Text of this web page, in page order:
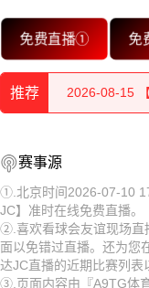
免费直播① 免
推荐
2026-08-15
2026-08-15
2026-08-15
2026-08-15
2026-08-15
2026-08-15
赛事源
①.北京时间2026-07-10
JC】准时在线免费直播。
②.喜欢看球会友谊现场直
面以免错过直播。还为您
达JC直播的近期比赛列表
③.页面内容由『A9TG体